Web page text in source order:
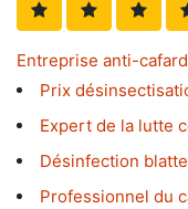
Entreprise anti-
Prix
Expert de la lutte
Désinfection
Professionnel du